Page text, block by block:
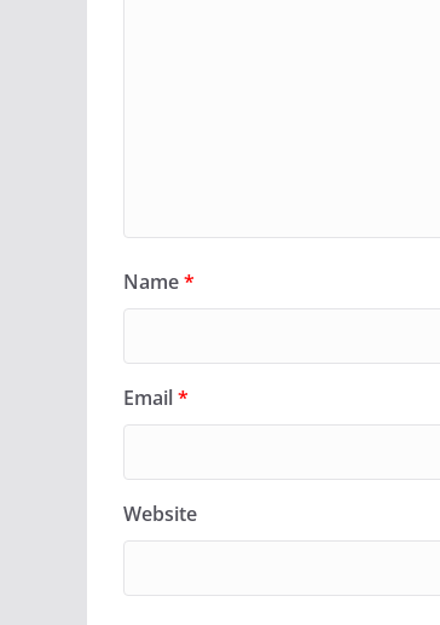
Name*
Email*
Website